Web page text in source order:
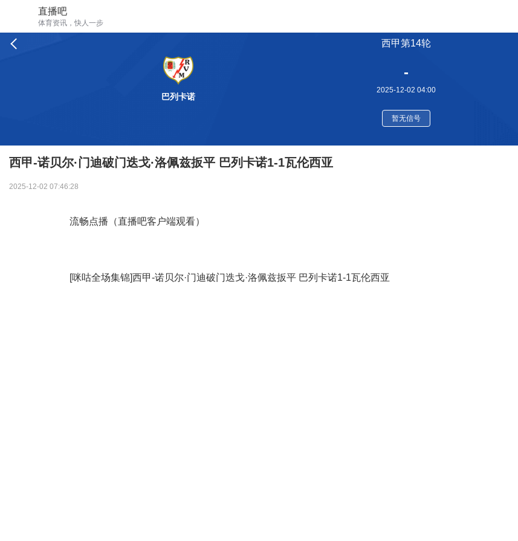
直播吧
体育资讯，快人一步
西甲第14轮
巴列卡诺
-
2025-12-02 04:00
暂无信号
西甲-诺贝尔·门迪破门迭戈·洛佩兹扳平 巴列卡诺1-1瓦伦西亚
2025-12-02 07:46:28
流畅点播（直播吧客户端观看）
[咪咕全场集锦]西甲-诺贝尔·门迪破门迭戈·洛佩兹扳平 巴列卡诺1-1瓦伦西亚